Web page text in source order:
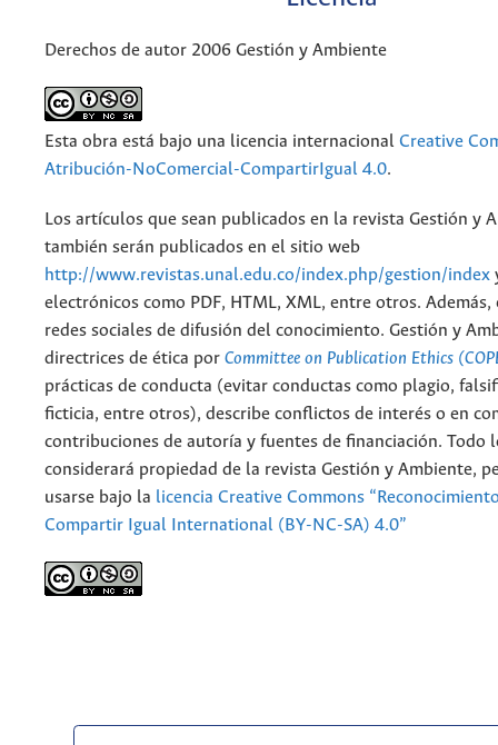
Derechos de autor 2006 Gestión y Ambiente
Esta obra está bajo una licencia internacional Creative
Atribución-NoComercial-CompartirIgual 4.0.
Los artículos que sean publicados en la revista Gestión y
también serán publicados en el sitio web
http://www.revistas.unal.edu.co/index.php/gestion/index
electrónicos como PDF, HTML, XML, entre otros.
redes sociales de difusión del conocimiento. Gestión y
directrices de ética por Committee on Publication Ethics
prácticas de conducta (evitar conductas como plagio,
ficticia, entre otros), describe conflictos de interés o en
contribuciones de autoría y fuentes de financiación. Todo
considerará propiedad de la revista Gestión y Ambiente,
usarse bajo la licencia Creative Commons
Compartir Igual International (BY-NC-SA) 4.0”